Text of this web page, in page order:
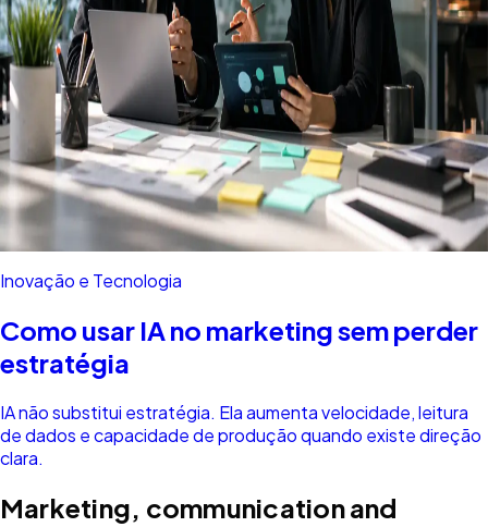
Inovação e Tecnologia
Como usar IA no marketing sem perder
estratégia
IA não substitui estratégia. Ela aumenta velocidade, leitura
de dados e capacidade de produção quando existe direção
clara.
Marketing, communication and